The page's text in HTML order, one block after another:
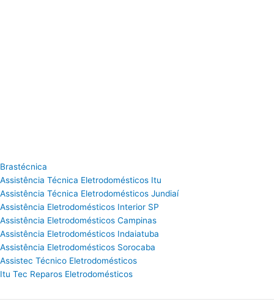
Brastécnica
Assistência Técnica Eletrodomésticos Itu
Assistência Técnica Eletrodomésticos Jundiaí
Assistência Eletrodomésticos Interior SP
Assistência Eletrodomésticos Campinas
Assistência Eletrodomésticos Indaiatuba
Assistência Eletrodomésticos Sorocaba
Assistec Técnico Eletrodomésticos
Itu Tec Reparos Eletrodomésticos